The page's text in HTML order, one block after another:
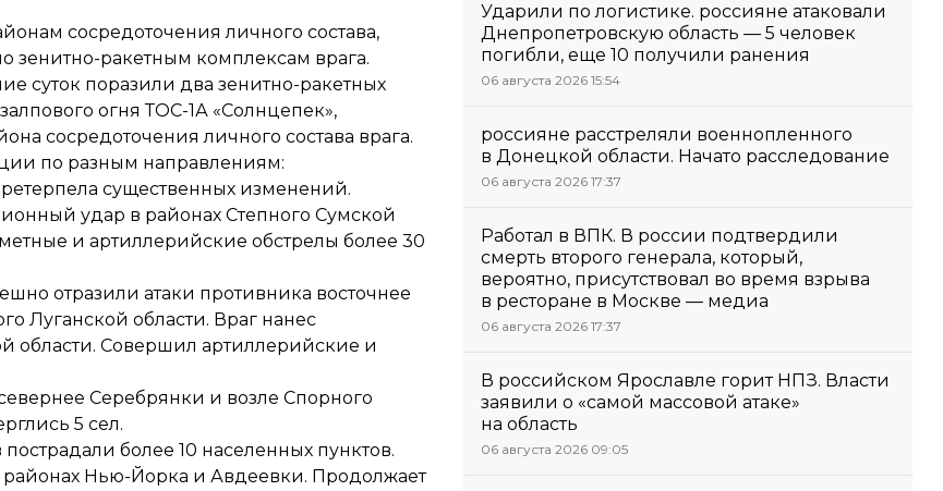
сосредоточения личного состава,
зенитно-ракетным комплексам врага.
суток поразили два зенитно-ракетных
огня ТОС-1А «Солнцепек»,
сосредоточения личного состава врага.
по разным направлениям:
существенных изменений.
удар в районах Степного Сумской
и артиллерийские обстрелы более 30
отразили атаки противника восточнее
Луганской области. Враг нанес
Совершил артиллерийские и
Серебрянки и возле Спорного
5 сел.
более 10 населенных пунктов.
Нью-Йорка и Авдеевки. Продолжает
Ударили по логистике. россияне атаковали
Днепропетровскую область — 5 человек
погибли, еще 10 получили ранения
06 августа 2026 15:54
россияне расстреляли военнопленного
в Донецкой области. Начато расследование
06 августа 2026 17:37
Работал в ВПК. В россии подтвердили
смерть второго генерала, который,
вероятно, присутствовал во время взрыва
в ресторане в Москве — медиа
06 августа 2026 17:37
В российском Ярославле горит НПЗ. Власти
заявили о «самой массовой атаке»
на область
06 августа 2026 09:05